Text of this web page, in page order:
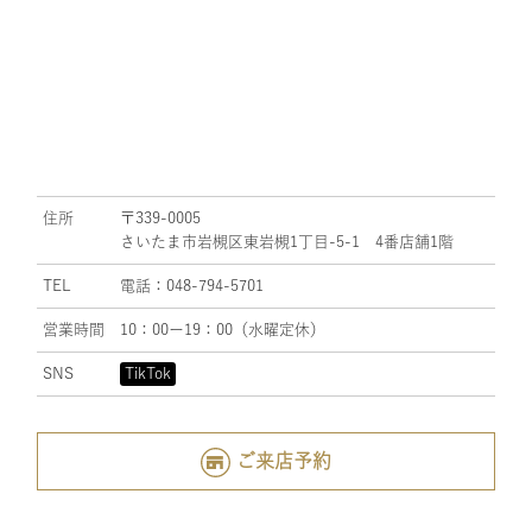
住所
〒339-0005
さいたま市岩槻区東岩槻1丁目-5-1 4番店舗1階
TEL 電話：048-794-5701
営業時間 10：00ー19：00（水曜定休）
SNS TikTok
ご来店予約